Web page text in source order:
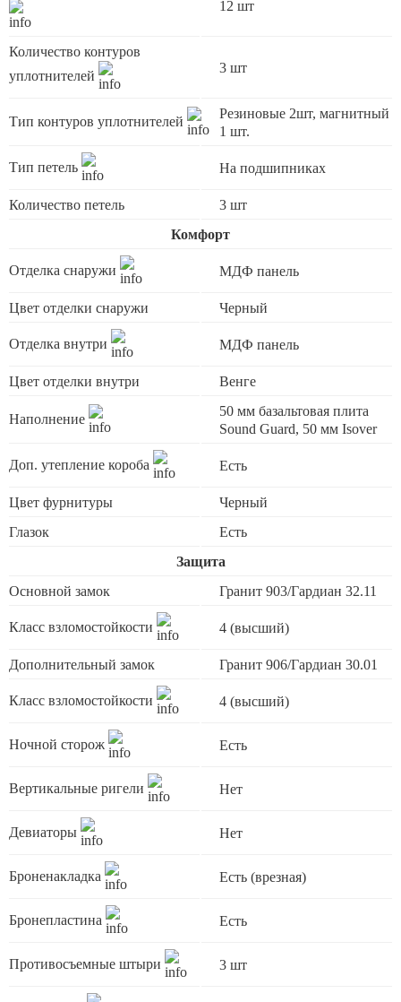
12 шт
Количество контуров
уплотнителей
3 шт
Тип контуров уплотнителей
Резиновые 2шт, магнитный
1 шт.
Тип петель На подшипниках
Количество петель
3 шт
Комфорт
Отделка снаружи МДФ панель
Цвет отделки снаружи Черный
Отделка внутри МДФ панель
Цвет отделки внутри Венге
Наполнение
50 мм базальтовая плита
Sound Guard, 50 мм Isover
Доп. утепление короба Есть
Цвет фурнитуры
Черный
Глазок
Есть
Защита
Основной замок
Гранит 903/Гардиан 32.11
Класс взломостойкости 4 (высший)
Дополнительный замок Гранит 906/Гардиан 30.01
Класс взломостойкости 4 (высший)
Ночной сторож Есть
Вертикальные ригели Нет
Девиаторы Нет
Броненакладка Есть (врезная)
Бронепластина Есть
Противосъемные штыри 3 шт